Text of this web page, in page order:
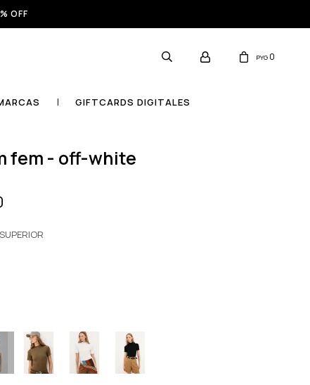
OFF
GIFTCARDS DIGITALES
PYG 0
fem - off-white